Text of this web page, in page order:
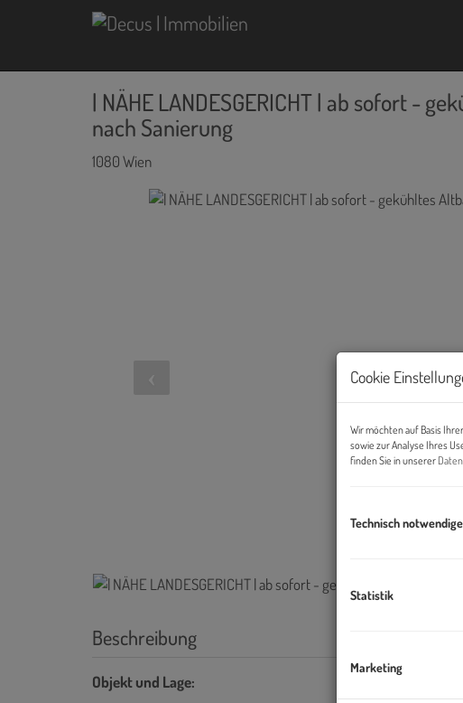
| NÄHE LANDESGERICHT | ab sofort -
nach Sanierung
1080 Wien
Beschreibung
Objekt und Lage:
Cookie
Wir möchten auf Basis
sowie zur Analyse Ihres
finden Sie in unserer
Technisch
Statistik
Marketing